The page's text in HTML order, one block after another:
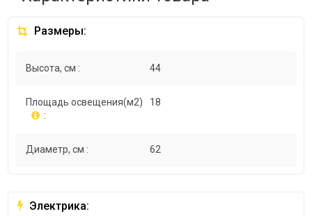
Размеры:
Высота, см : 44
Площадь освещения(м2)
:
18
Диаметр, см : 62
Электрика: